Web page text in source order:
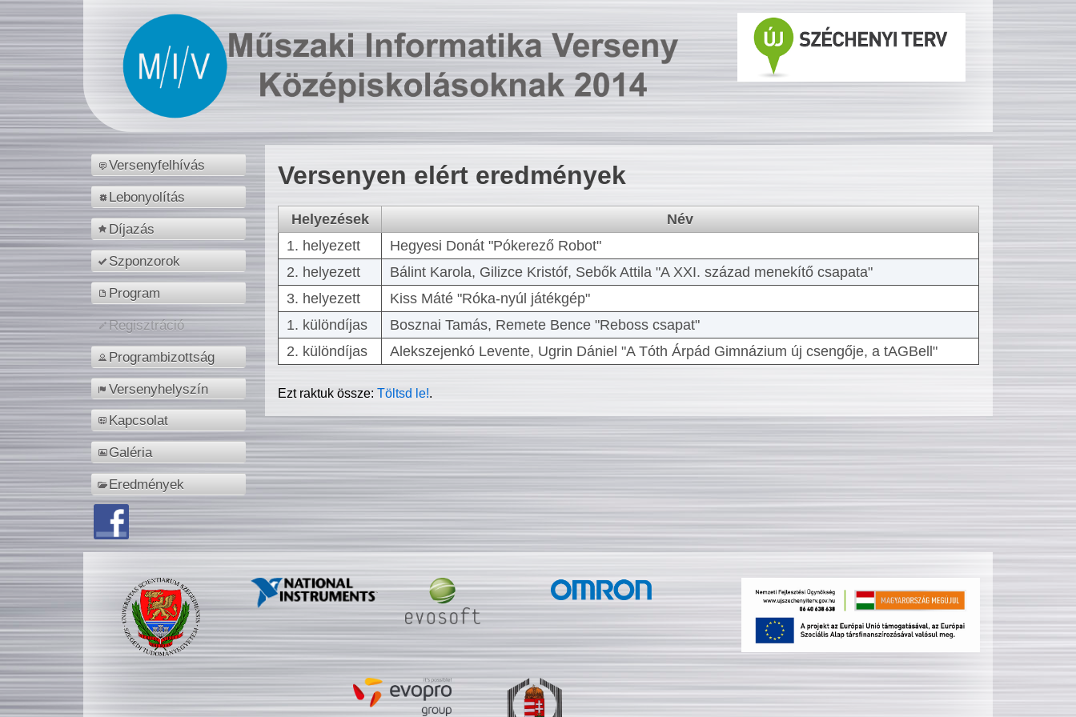
Versenyfelhívás
Lebonyolítás
Díjazás
Szponzorok
Program
Regisztráció
Programbizottság
Versenyhelyszín
Kapcsolat
Galéria
Eredmények
Versenyen elért eredmények
Helyezések
Név
1. helyezett
Hegyesi Donát "Pókerező Robot"
2. helyezett
Bálint Karola, Gilizce Kristóf, Sebők Attila "A XXI. század menekítő csapata"
3. helyezett
Kiss Máté "Róka-nyúl játékgép"
1. különdíjas
Bosznai Tamás, Remete Bence "Reboss csapat"
2. különdíjas
Alekszejenkó Levente, Ugrin Dániel "A Tóth Árpád Gimnázium új csengője, a tAGBell"
Ezt raktuk össze:Töltsd le!.